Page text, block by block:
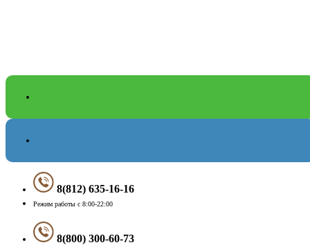
8(812) 635-16-16
Режим работы с 8:00-22:00
8(800) 300-60-73